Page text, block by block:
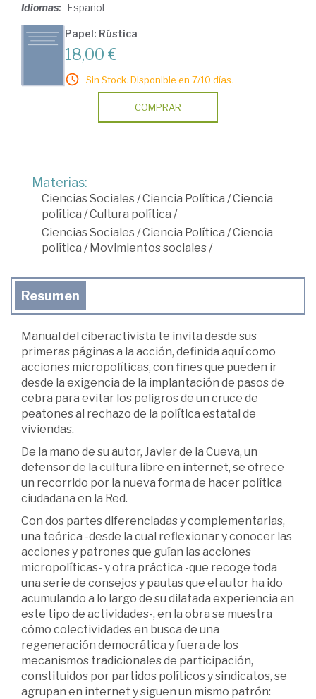
Idiomas: Español
Papel: Rústica
18,00 €
Sin Stock. Disponible en 7/10 días.
COMPRAR
Materias:
Ciencias Sociales /Ciencia Política /Ciencia
política /Cultura política /
Ciencias Sociales /Ciencia Política /Ciencia
política /Movimientos sociales /
Resumen
Manual del ciberactivista te invita desde sus
primeras páginas a la acción, definida aquí como
acciones micropolíticas, con fines que pueden ir
desde la exigencia de la implantación de pasos de
cebra para evitar los peligros de un cruce de
peatones al rechazo de la política estatal de
viviendas.
De la mano de su autor, Javier de la Cueva, un
defensor de la cultura libre en internet, se ofrece
un recorrido por la nueva forma de hacer política
ciudadana en la Red.
Con dos partes diferenciadas y complementarias,
una teórica -desde la cual reflexionar y conocer las
acciones y patrones que guían las acciones
micropolíticas- y otra práctica -que recoge toda
una serie de consejos y pautas que el autor ha ido
acumulando a lo largo de su dilatada experiencia en
este tipo de actividades-, en la obra se muestra
cómo colectividades en busca de una
regeneración democrática y fuera de los
mecanismos tradicionales de participación,
constituidos por partidos políticos y sindicatos, se
agrupan en internet y siguen un mismo patrón: